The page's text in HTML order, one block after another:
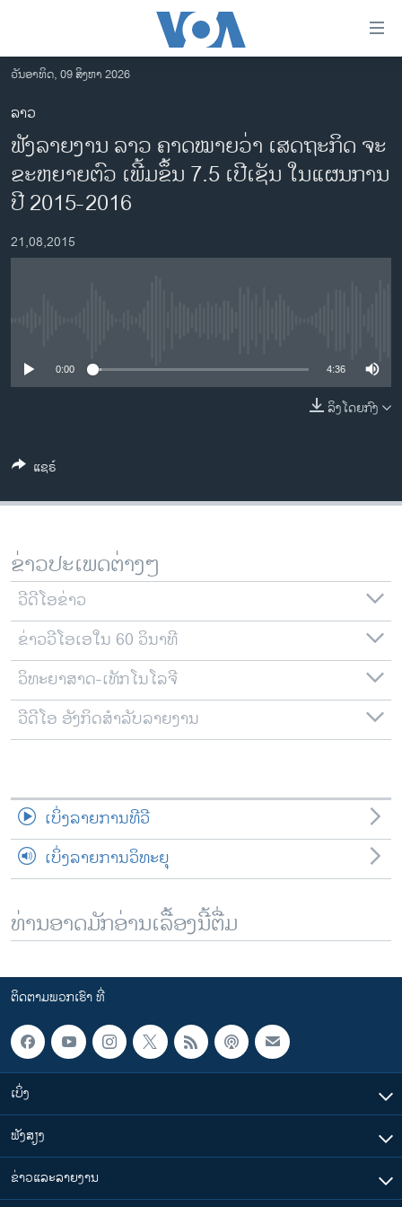
ເຂົ້າ
ຫາ
ຂ້າມ
ຂ້າມ
ຂ້າມ
ໄປ
ຫາ
ຊອກ
ຄົ້ນ
ອາເມຣິກາ
ການເລືອກຕັ້ງ ປະທານາທີບໍດີ ສະຫະລັດ 2024
ໂລກ
ຊຸມຊົນຊາວລາວ
ສຽງ
ລາຍການກະຈາຍສຽງ
ຕິດຕາມພວກເຮົາ ທີ່
ພາສາຕ່າງໆ
ວັນອາທິດ, 09 ສິງຫາ 2026
ລາວ
ຟັງລາຍງານ ລາວ ຄາດໝາຍ​ວ່າ ​ເສດຖະກິດ​ ຈະ​
ຂະຫຍາຍຕົວ ​ເພີ້​ມຂຶ້ນ 7.5 ເປີເຊັນ ໃນແຜນການ
ປີ 2015-2016
21,08,2015
0:00 4:36
ລິງໂດຍກົງ
ແຊຣ໌
ຂ່າວປະເພດຕ່າງໆ
ວີດີໂອຂ່າວ
ຂ່າວວີໂອເອໃນ 60 ວິນາທີ
ວິທະຍາສາດ-ເທັກໂນໂລຈີ
ວີດີໂອ ອັງກິດສຳລັບລາຍງານ
ເບິ່ງລາຍການທີວີ
ເບິ່ງລາຍການວິທະຍຸ
ທ່ານອາດມັກອ່ານເລື້ອງນີ້ຕື່ມ
ຕິດຕາມພວກເຮົາ ທີ່
ເບິ່ງ
ຟັງສຽງ
ຂ່າວແລະລາຍງານ